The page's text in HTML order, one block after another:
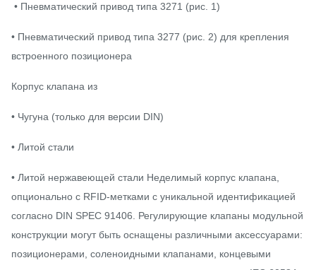
• Пневматический привод типа 3271 (рис. 1)
• Пневматический привод типа 3277 (рис. 2) для крепления
встроенного позиционера
Корпус клапана из
• Чугуна (только для версии DIN)
• Литой стали
• Литой нержавеющей стали Неделимый корпус клапана,
опционально с RFID-метками с уникальной идентификацией
согласно DIN SPEC 91406. Регулирующие клапаны модульной
конструкции могут быть оснащены различными аксессуарами:
позиционерами, соленоидными клапанами, концевыми